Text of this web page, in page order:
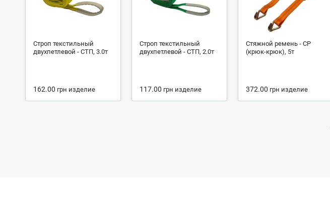
Строп текстильный
двухпетлевой - СТП, 3.0т
162.00 грн изделие
Строп текстильный
двухпетлевой - СТП, 2.0т
117.00 грн изделие
Стяжной ремень - СР
(крюк-крюк), 5т
372.00 грн изделие